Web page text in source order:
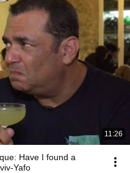
11:26
Have I found a
Yafo